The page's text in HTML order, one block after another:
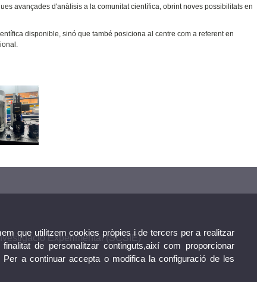
avançades d'anàlisis a la comunitat científica, obrint noves possibilitats en
disponible, sinó que també posiciona al centre com a referent en
Experimental (SCSIE)
que utilitzem cookies pròpies i de tercers per a realitzar
de personalitzar continguts,així com proporcionar
a continuar accepta o modifica la configuració de les